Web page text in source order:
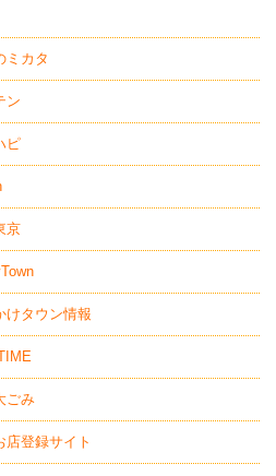
ミカタ
ン
ピ
京
けタウン情報
ごみ
登録サイト